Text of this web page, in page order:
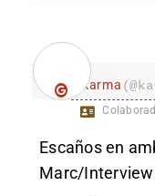
karma
Escaños en
Marc/